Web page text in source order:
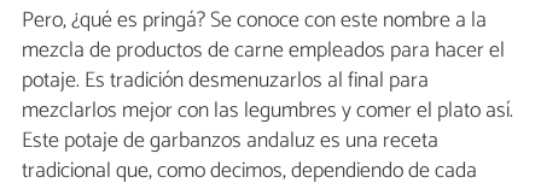
Pero, ¿qué es pringá? Se conoce con este nombre a la
mezcla de productos de carne empleados para hacer el
potaje. Es tradición desmenuzarlos al final para
mezclarlos mejor con las legumbres y comer el plato así.
Este potaje de garbanzos andaluz es una receta
tradicional que, como decimos, dependiendo de cada